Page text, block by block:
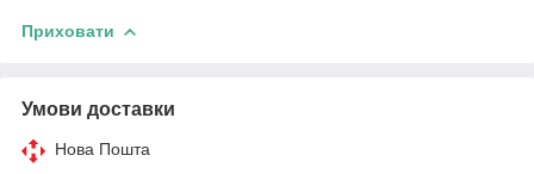
Приховати
Умови доставки
Нова Пошта